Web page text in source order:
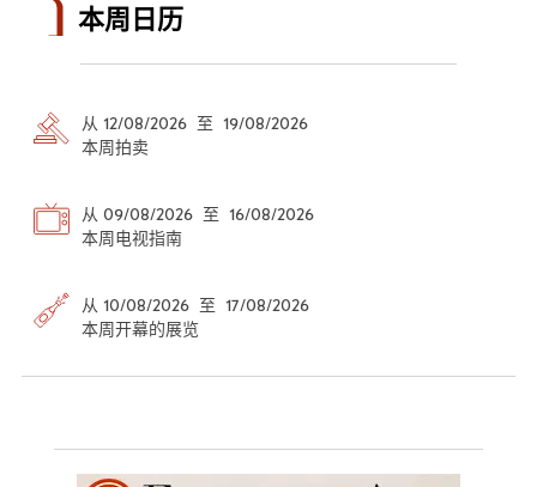
本周日历
从 12/08/2026 至 19/08/2026
本周拍卖
从 09/08/2026 至 16/08/2026
本周电视指南
从 10/08/2026 至 17/08/2026
本周开幕的展览